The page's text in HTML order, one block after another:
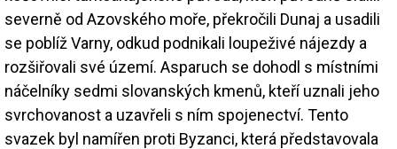
severně od Azovského moře, překročili Dunaj a usadili
se poblíž Varny, odkud podnikali loupeživé nájezdy a
rozšiřovali své území. Asparuch se dohodl s místními
náčelníky sedmi slovanských kmenů, kteří uznali jeho
svrchovanost a uzavřeli s ním spojenectví. Tento
svazek byl namířen proti Byzanci, která představovala